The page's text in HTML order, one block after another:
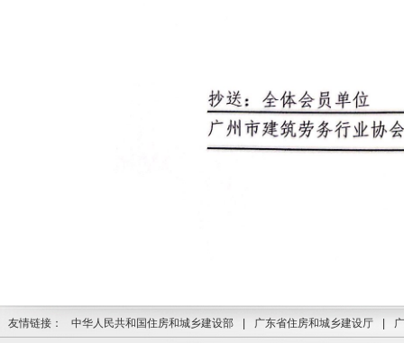
友情链接： 中华人民共和国住房和城乡建设部 广东省住房和城乡建设厅